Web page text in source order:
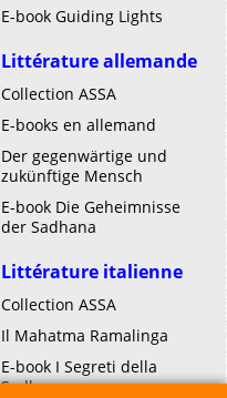
E-book Guiding Lights
Littérature allemande
Collection ASSA
E-books en allemand
Der gegenwärtige und
zukünftige Mensch
E-book Die Geheimnisse
der Sadhana
Littérature italienne
Collection ASSA
Il Mahatma Ramalinga
E-book I Segreti della
Sadhana